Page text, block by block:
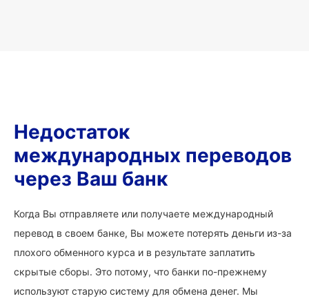
Недостаток
международных переводов
через Ваш банк
Когда Вы отправляете или получаете международный
перевод в своем банке, Вы можете потерять деньги из-за
плохого обменного курса и в результате заплатить
скрытые сборы. Это потому, что банки по-прежнему
используют старую систему для обмена денег. Мы